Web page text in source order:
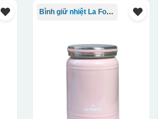
Bình giữ nhiệt La Fonte